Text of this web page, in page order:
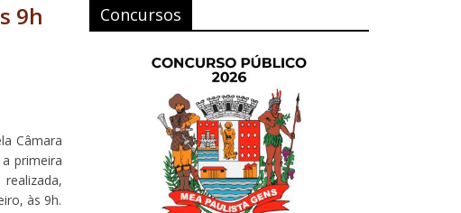
9h
Câmara
primeira
às 9h.
Concursos